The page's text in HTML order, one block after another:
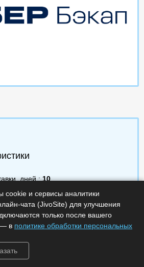
дней :10
372154
заказа :в рабочее время
и сервисы аналитики
чата (JivoSite) для улучшения
только после вашего
— в политике обработки персональных